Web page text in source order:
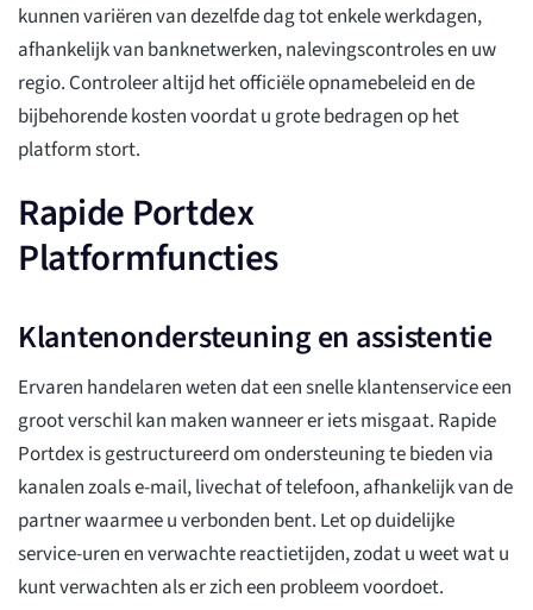
kunnen variëren van dezelfde dag tot enkele werkdagen,
afhankelijk van banknetwerken, nalevingscontroles en uw
regio. Controleer altijd het officiële opnamebeleid en de
bijbehorende kosten voordat u grote bedragen op het
platform stort.
Rapide Portdex
Platformfuncties
Klantenondersteuning en assistentie
Ervaren handelaren weten dat een snelle klantenservice een
groot verschil kan maken wanneer er iets misgaat. Rapide
Portdex is gestructureerd om ondersteuning te bieden via
kanalen zoals e-mail, livechat of telefoon, afhankelijk van de
partner waarmee u verbonden bent. Let op duidelijke
service-uren en verwachte reactietijden, zodat u weet wat u
kunt verwachten als er zich een probleem voordoet.